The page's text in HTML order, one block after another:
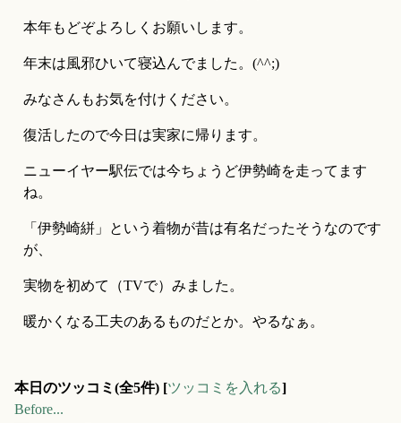
本年もどぞよろしくお願いします。
年末は風邪ひいて寝込んでました。(^^;)
みなさんもお気を付けください。
復活したので今日は実家に帰ります。
ニューイヤー駅伝では今ちょうど伊勢崎を走ってます
ね。
「伊勢崎絣」という着物が昔は有名だったそうなのです
が、
実物を初めて（TVで）みました。
暖かくなる工夫のあるものだとか。やるなぁ。
本日のツッコミ(全5件) [ツッコミを入れる]
Before...